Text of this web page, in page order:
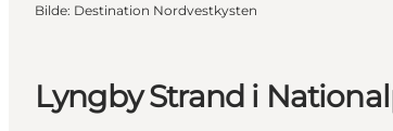
Lyngby Strand i
Bilde: Destination Nordvestkysten